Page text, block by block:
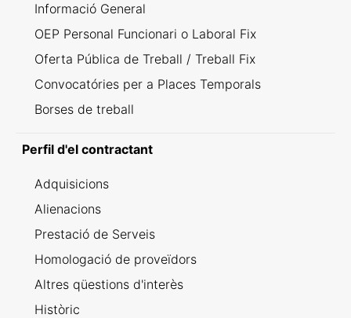
Informació General
OEP Personal Funcionari o Laboral Fix
Oferta Pública de Treball / Treball Fix
Convocatóries per a Places Temporals
Borses de treball
Perfil d'el contractant
Adquisicions
Alienacions
Prestació de Serveis
Homologació de proveïdors
Altres qüestions d'interès
Històric